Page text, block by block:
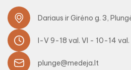
Dariaus ir Girėno g. 3,
I-V 9-18 val. VI - 10-14 val.
plunge@medeja.lt